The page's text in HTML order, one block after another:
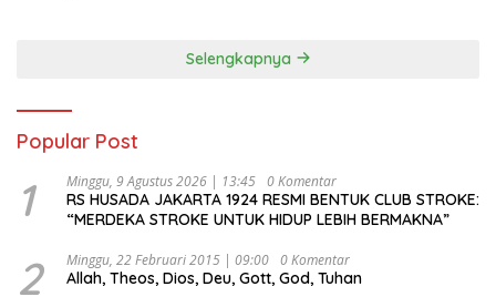
Selengkapnya
Popular Post
1 Minggu, 9 Agustus 2026 | 13:45 0 Komentar
RS HUSADA JAKARTA 1924 RESMI BENTUK CLUB STROKE:
“MERDEKA STROKE UNTUK HIDUP LEBIH BERMAKNA”
2 Minggu, 22 Februari 2015 | 09:00 0 Komentar
Allah, Theos, Dios, Deu, Gott, God, Tuhan